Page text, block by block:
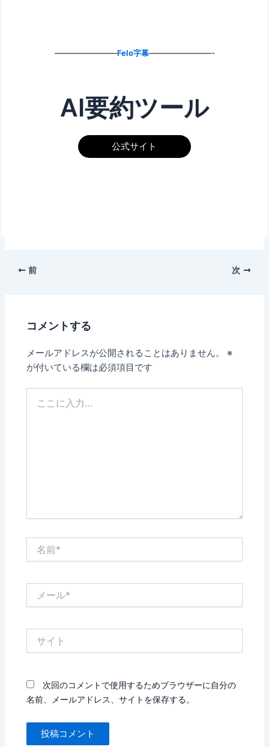
————————Felo字幕————————-
AI要約ツール
公式サイト
前 次
コメントする
メールアドレスが公開されることはありません。
※
が付いている欄は必須項目です
次回のコメントで使用するためブラウザーに自分の
名前、メールアドレス、サイトを保存する。